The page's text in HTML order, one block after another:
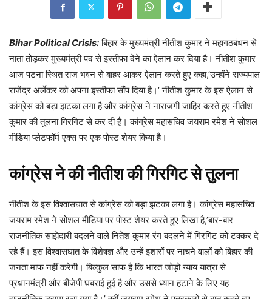
Bihar Political Crisis:बिहार के मुख्यमंत्री नीतीश कुमार ने महागठबंधन से
नाता तोड़कर मुख्यमंत्री पद से इस्तीफा देने का ऐलान कर दिया है। नीतीश कुमार
आज पटना स्थित राज भवन से बाहर आकर ऐलान करते हुए कहा,’उन्होंने राज्यपाल
राजेंद्र अर्लेकर को अपना इस्तीफा सौंप दिया है।’ नीतीश कुमार के इस ऐलान से
कांग्रेस को बड़ा झटका लगा है और कांग्रेस ने नाराजगी जाहिर करते हुए नीतीश
कुमार की तुलना गिरगिट से कर दी है। कांग्रेस महासचिव जयराम रमेश ने सोशल
मीडिया प्लेटफॉर्म एक्स पर एक पोस्ट शेयर किया है।
कांग्रेस ने की नीतीश की गिरगिट से तुलना
नीतीश के इस विश्वासघात से कांग्रेस को बड़ा झटका लगा है। कांग्रेस महासचिव
जयराम रमेश ने सोशल मीडिया पर पोस्ट शेयर करते हुए लिखा है,’बार-बार
राजनीतिक साझेदारी बदलने वाले नितेश कुमार रंग बदलने में गिरगिट को टक्कर दे
रहे हैं। इस विश्वासघात के विशेषज्ञ और उन्हें इशारों पर नाचने वालों को बिहार की
जनता माफ नहीं करेगी। बिल्कुल साफ है कि भारत जोड़ो न्याय यात्रा से
प्रधानमंत्री और बीजेपी घबराई हुई है और उससे ध्यान हटाने के लिए यह